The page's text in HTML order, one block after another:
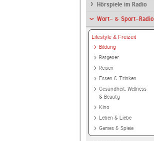
Hörspiele im Radio
Wort- & Sport-Radio
Lifestyle & Freizeit
Bildung
Ratgeber
Reisen
Essen & Trinken
Gesundheit, Wellness
& Beauty
Kino
Leben & Liebe
Games & Spiele